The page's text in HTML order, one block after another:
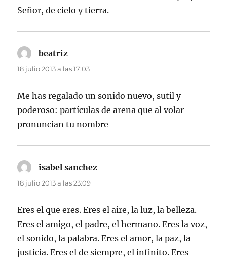
Señor, de cielo y tierra.
beatriz
18 julio 2013 a las 17:03
Me has regalado un sonido nuevo, sutil y
poderoso: partículas de arena que al volar
pronuncian tu nombre
isabel sanchez
18 julio 2013 a las 23:09
Eres el que eres. Eres el aire, la luz, la belleza.
Eres el amigo, el padre, el hermano. Eres la voz,
el sonido, la palabra. Eres el amor, la paz, la
justicia. Eres el de siempre, el infinito. Eres